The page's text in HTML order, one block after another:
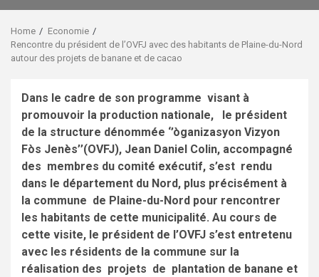
Home
Economie
Rencontre du président de l’OVFJ avec des habitants de Plaine-du-Nord
autour des projets de banane et de cacao
Dans le cadre de son programme visant à
promouvoir la production nationale, le président
de la structure dénommée ‘’òganizasyon Vizyon
Fòs Jenès’’(OVFJ), Jean Daniel Colin, accompagné
des membres du comité exécutif, s’est rendu
dans le département du Nord, plus précisément à
la commune de Plaine-du-Nord pour rencontrer
les habitants de cette municipalité. Au cours de
cette visite, le président de l’OVFJ s’est entretenu
avec les résidents de la commune sur la
réalisation des projets de plantation de banane et